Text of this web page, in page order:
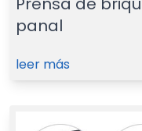
panal
leer más